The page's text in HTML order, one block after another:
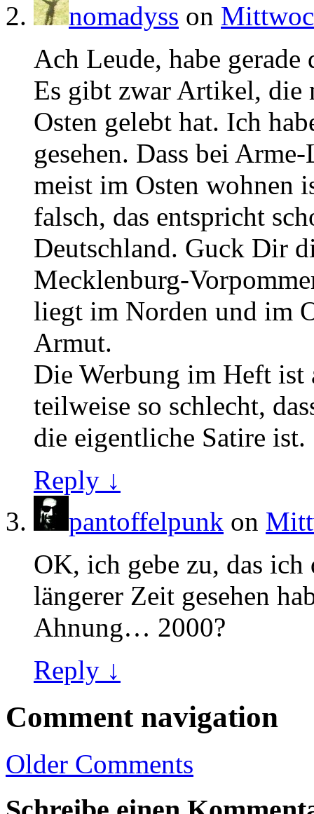
nomadyss on
Ach Leude, habe
Es gibt zwar Artikel, die
Osten gelebt hat. Ich
gesehen. Dass bei
meist im Osten wohnen
falsch, das entspricht
Deutschland. Guck Dir
Mecklenburg-
liegt im Norden und im
Armut.
Die Werbung im Heft ist
teilweise so schlecht,
die eigentliche Satire ist.
Reply ↓
pantoffelpunk on
OK, ich gebe zu, das
längerer Zeit gesehen
Ahnung… 2000?
Reply ↓
Comment navigation
Older Comments